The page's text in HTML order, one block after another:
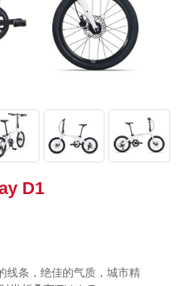
D1
线条，绝佳的气质，城市精